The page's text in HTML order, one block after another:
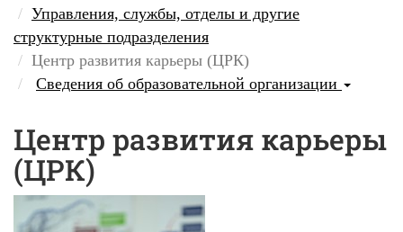
Управления, службы, отделы и другие
структурные подразделения
Центр развития карьеры (ЦРК)
Сведения об образовательной организации
Центр развития карьеры
(ЦРК)